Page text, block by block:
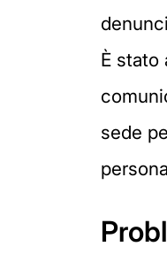
È stato
sede